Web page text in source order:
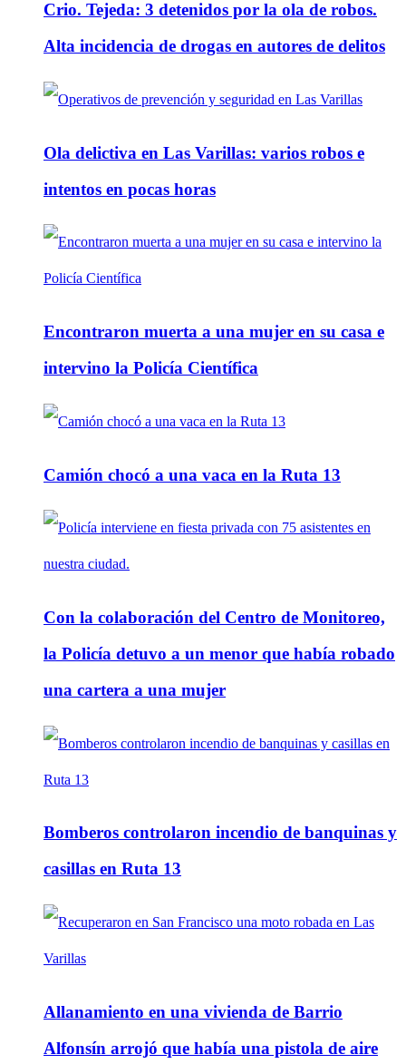
Crio. Tejeda: 3 detenidos por la ola de robos.
Alta incidencia de drogas en autores de delitos
Ola delictiva en Las Varillas: varios robos e
intentos en pocas horas
Encontraron muerta a una mujer en su casa e
intervino la Policía Científica
Camión chocó a una vaca en la Ruta 13
Con la colaboración del Centro de Monitoreo,
la Policía detuvo a un menor que había robado
una cartera a una mujer
Bomberos controlaron incendio de banquinas y
casillas en Ruta 13
Allanamiento en una vivienda de Barrio
Alfonsín arrojó que había una pistola de aire